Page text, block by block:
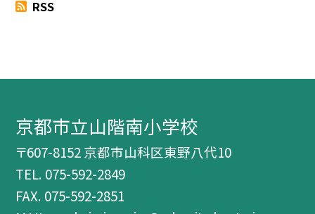
RSS
京都市立山階南小学校
〒607-8152 京都市山科区東野八代10
TEL. 075-592-2849
FAX. 075-592-2851